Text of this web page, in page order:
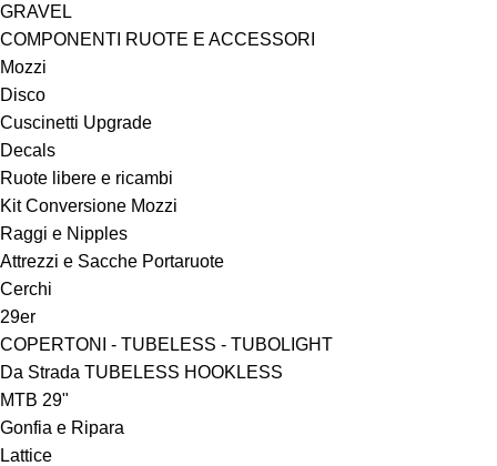
GRAVEL
COMPONENTI RUOTE E ACCESSORI
Mozzi
Disco
Cuscinetti Upgrade
Decals
Ruote libere e ricambi
Kit Conversione Mozzi
Raggi e Nipples
Attrezzi e Sacche Portaruote
Cerchi
29er
COPERTONI - TUBELESS - TUBOLIGHT
Da Strada TUBELESS HOOKLESS
MTB 29"
Gonfia e Ripara
Lattice